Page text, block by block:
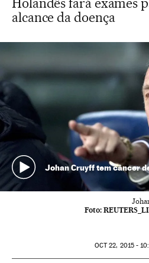
alcance da doença
Johan Cruyff tem câncer
Foto:
OCT22, 2015 -